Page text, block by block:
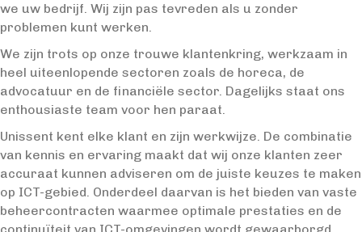
we uw bedrijf. Wij zijn pas tevreden als u zonder
problemen kunt werken.
We zijn trots op onze trouwe klantenkring, werkzaam in
heel uiteenlopende sectoren zoals de horeca, de
advocatuur en de financiële sector. Dagelijks staat ons
enthousiaste team voor hen paraat.
Unissent kent elke klant en zijn werkwijze. De combinatie
van kennis en ervaring maakt dat wij onze klanten zeer
accuraat kunnen adviseren om de juiste keuzes te maken
op ICT-gebied. Onderdeel daarvan is het bieden van vaste
beheercontracten waarmee optimale prestaties en de